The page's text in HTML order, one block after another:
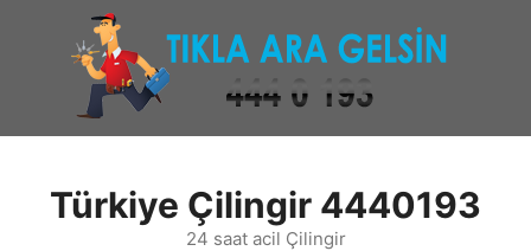
Türkiye Çilingir 4440193
24 saat acil Çilingir